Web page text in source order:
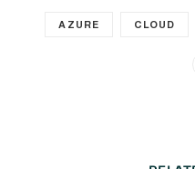
AZURE CLOUD